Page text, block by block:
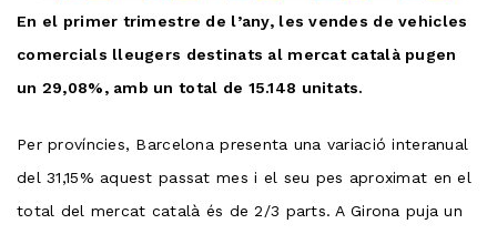
En el primer trimestre de l’any, les vendes de vehicles
comercials lleugers destinats al mercat català pugen
un 29,08%, amb un total de 15.148 unitats.
Per províncies, Barcelona presenta una variació interanual
del 31,15% aquest passat mes i el seu pes aproximat en el
total del mercat català és de 2/3 parts. A Girona puja un